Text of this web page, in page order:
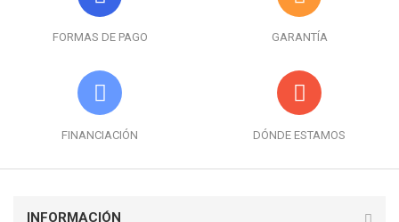
FORMAS DE PAGO GARANTÍA
FINANCIACIÓN DÓNDE ESTAMOS
INFORMACIÓN